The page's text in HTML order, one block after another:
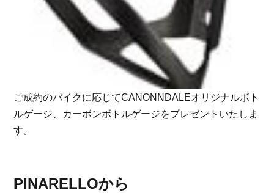
ご成約のバイクに応じてCANONNDALEオリジナルボト
ルゲージ、カーボンボトルゲージをプレゼントいたしま
す。
PINARELLOから